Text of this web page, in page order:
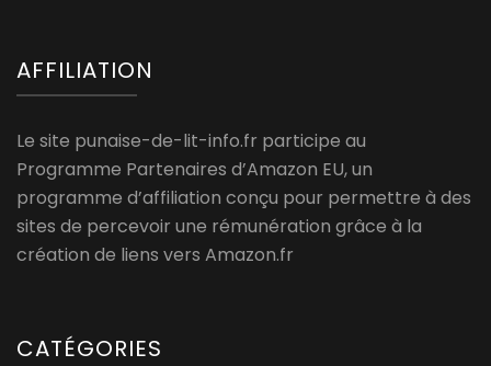
AFFILIATION
Le site punaise-de-lit-info.fr participe au
Programme Partenaires d’Amazon EU, un
programme d’affiliation conçu pour permettre à des
sites de percevoir une rémunération grâce à la
création de liens vers Amazon.fr
CATÉGORIES